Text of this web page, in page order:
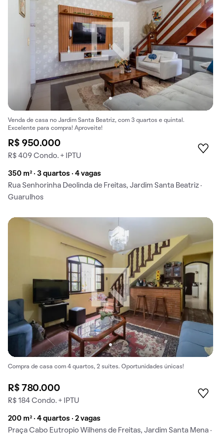
Venda de casa no Jardim Santa Beatriz, com 3 quartos e quintal.
Excelente para compra! Aproveite!
R$ 950.000
R$ 409 Condo. + IPTU
350 m² · 3 quartos · 4 vagas
Rua Senhorinha Deolinda de Freitas, Jardim Santa Beatriz ·
Guarulhos
Compra de casa com 4 quartos, 2 suítes. Oportunidades únicas!
R$ 780.000
R$ 184 Condo. + IPTU
200 m² · 4 quartos · 2 vagas
Praça Cabo Eutropio Wilhens de Freitas, Jardim Santa Mena ·